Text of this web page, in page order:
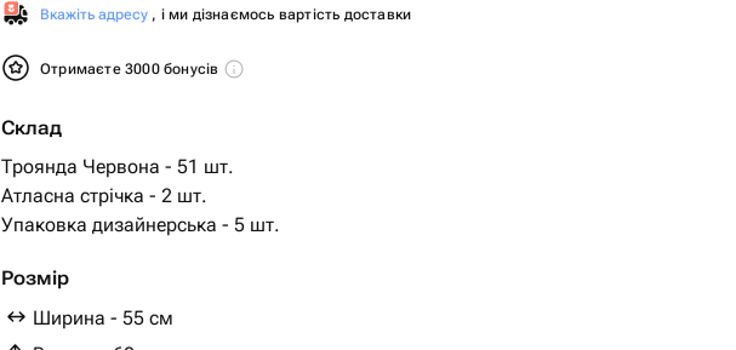
Вкажіть адресу , і ми дізнаємось вартість доставки
Отримаєте 3000 бонусів
Склад
Троянда Червона - 51 шт.
Атласна стрічка - 2 шт.
Упаковка дизайнерська - 5 шт.
Розмір
Ширина - 55 см